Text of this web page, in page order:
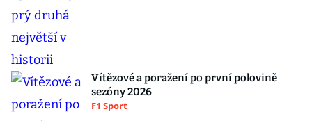
Vítězové a poražení po první polovině
sezóny 2026
F1 Sport